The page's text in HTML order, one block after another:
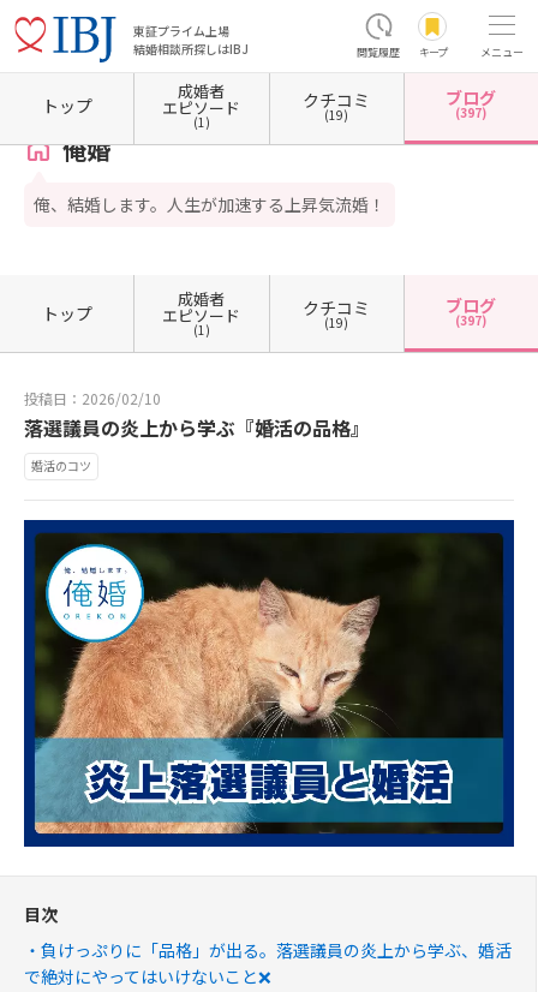
東証プライム上場
結婚相談所探しはIBJ
閲覧履歴 キープ メニュー
ホーム 岡山県の結婚相談所 岡山県倉敷市 俺婚 カウンセラーブログ一覧 カウンセ
俺婚
俺、結婚します。人生が加速する上昇気流婚！
トップ
成婚者
エピソード
(1)
クチコミ
(19)
ブログ
(397)
トップ
成婚者
エピソード
(1)
クチコミ
(19)
ブログ
(397)
投稿日：2026/02/10
落選議員の炎上から学ぶ『婚活の品格』
婚活のコツ
目次
負けっぷりに「品格」が出る。落選議員の炎上から学ぶ、婚活
で絶対にやってはいけないこと❌